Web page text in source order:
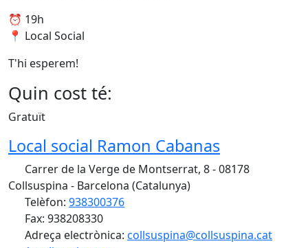
⏰ 19h
📍 Local Social
T'hi esperem!
Quin cost té:
Gratuït
Local social Ramon Cabanas
Carrer de la Verge de Montserrat, 8 - 08178
Collsuspina - Barcelona (Catalunya)
Telèfon: 938300376
Fax: 938208330
Adreça electrònica: collsuspina@collsuspina.cat